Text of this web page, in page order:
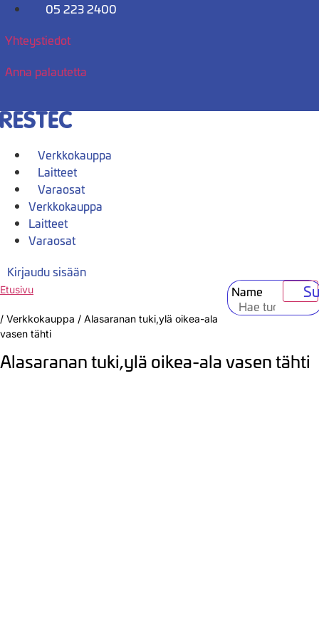
Mene
05 223 2400
Yhteystiedot
Anna palautetta
Verkkokauppa
Laitteet
Varaosat
Verkkokauppa
Laitteet
Varaosat
Kirjaudu sisään
Name
Etusivu
/ Verkkokauppa / Alasaranan tuki,ylä oikea-ala
vasen tähti
Alasaranan tuki,ylä oikea-ala vasen tähti